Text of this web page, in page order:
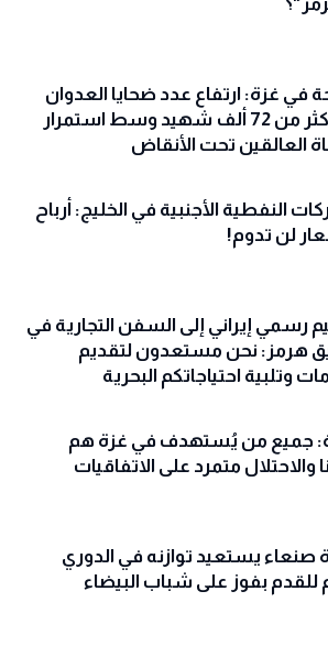
في غزة: ارتفاع عدد ضحايا العدوان
إلى أكثر من 72 ألف شهيد وسط استمرار
العالقين تحت الأنقاض
النفطية الأجنبية في الخليج: أرباح
لن تدوم!
رسمي إيراني إلى السفن التجارية في
هرمز: نحن مستعدون لتقديم
وتلبية احتياجاتكم البحرية
جميع من يُستهدف في غزة هم
والاحتلال متمرد على الاتفاقيات
صنعاء يستعيد توازنه في الدوري
للقدم بفوز على شباب البيضاء